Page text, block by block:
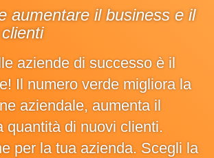
aumentare il business e il
aziende di successo è il
Il numero verde migliora la
aziendale, aumenta il
quantità di nuovi clienti.
per la tua azienda. Scegli la